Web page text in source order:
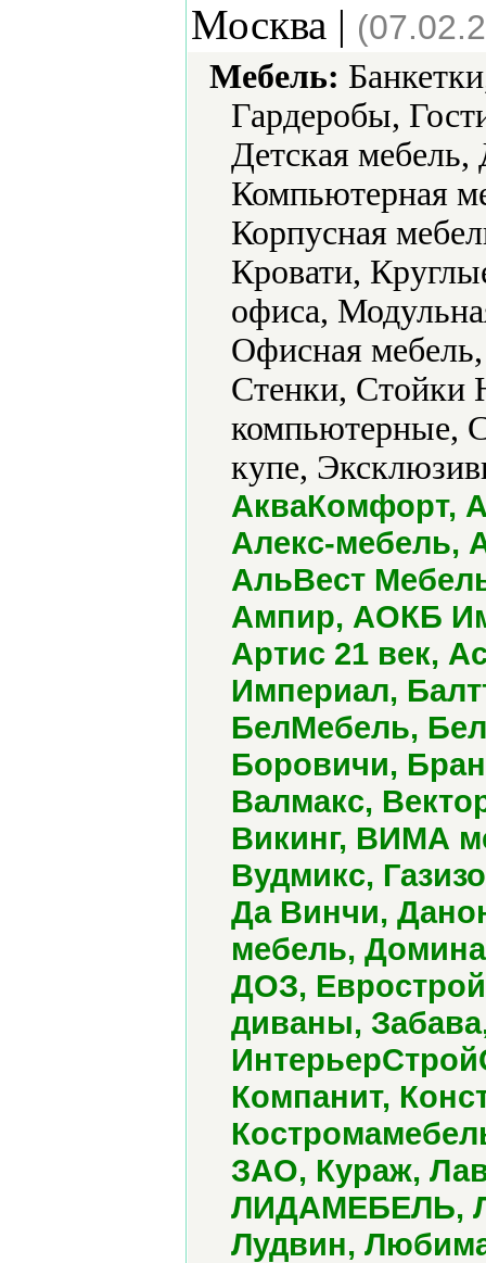
Москва |
Мебель:
Гардеробы,
Детская
Компьютерная
Корпусная
Кровати,
офиса,
Офисная
Стенки, Стойки
купе,
АкваКомфорт,
Алекс-мебель,
АльВест
Ампир, АОКБ
Артис 21 век,
Империал,
БелМебель,
Боровичи,
Валмакс,
Викинг, ВИМА
Вудмикс,
Да Винчи,
мебель,
ДОЗ,
диваны,
Компанит,
ЗАО, Кураж,
ЛИДАМЕБЕЛЬ,
Лудвин,